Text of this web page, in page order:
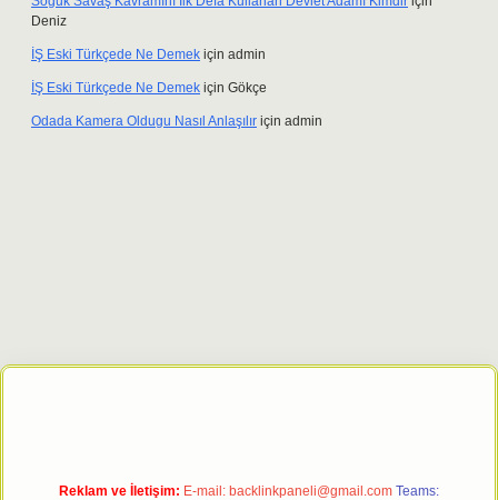
Deniz
İŞ Eski Türkçede Ne Demek için admin
İŞ Eski Türkçede Ne Demek için Gökçe
Odada Kamera Oldugu Nasıl Anlaşılır için admin
giriş adresitulipbett.net
Reklam ve İletişim: E-mail: backlinkpaneli@gmail.com Teams: